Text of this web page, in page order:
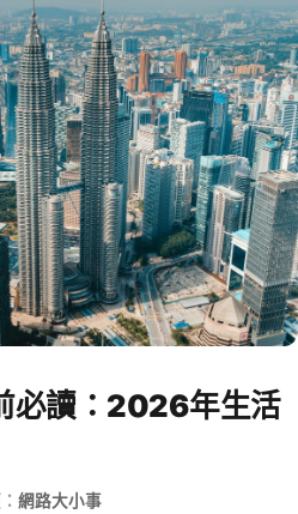
必讀：2026年生活
網路大小事